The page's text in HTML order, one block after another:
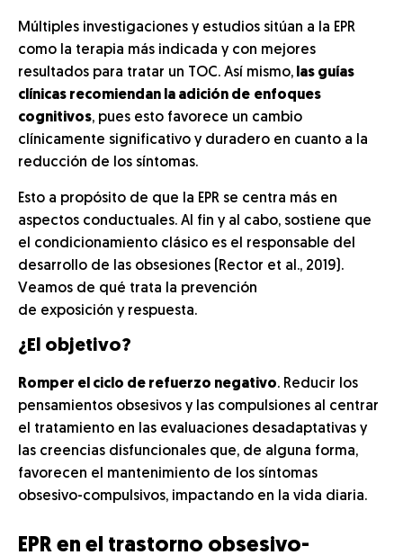
Múltiples investigaciones y estudios sitúan a la EPR
como la terapia más indicada y con mejores
resultados para tratar un TOC. Así mismo, las guías
clínicas recomiendan la adición de enfoques
cognitivos, pues esto favorece un cambio
clínicamente significativo y duradero en cuanto a la
reducción de los síntomas.
Esto a propósito de que la EPR se centra más en
aspectos conductuales. Al fin y al cabo, sostiene que
el condicionamiento clásico es el responsable del
desarrollo de las obsesiones (Rector et al., 2019).
Veamos de qué trata la prevención
de exposición y respuesta.
¿El objetivo?
Romper el ciclo de refuerzo negativo. Reducir los
pensamientos obsesivos y las compulsiones al centrar
el tratamiento en las evaluaciones desadaptativas y
las creencias disfuncionales que, de alguna forma,
favorecen el mantenimiento de los síntomas
obsesivo-compulsivos, impactando en la vida diaria.
EPR en el trastorno obsesivo-